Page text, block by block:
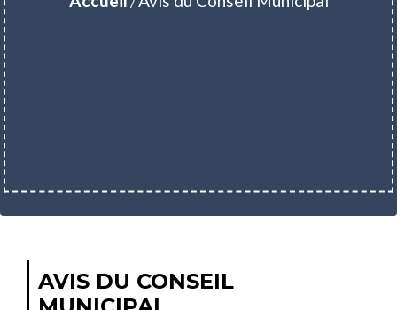
AVIS DU CONSEIL